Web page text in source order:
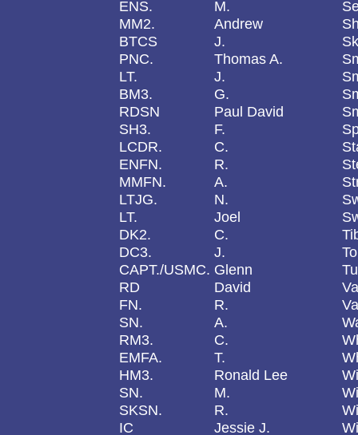
ENS.
M.
MM2.
Andrew
BTCS
J.
PNC.
Thomas A.
LT.
J.
BM3.
G.
RDSN
Paul David
SH3.
F.
LCDR.
C.
ENFN.
R.
MMFN.
A.
LTJG.
N.
LT.
Joel
DK2.
C.
DC3.
J.
CAPT./USMC. Glenn
RD
David
FN.
R.
SN.
A.
RM3.
C.
EMFA.
T.
HM3.
Ronald Lee
SN.
M.
SKSN.
R.
IC
Jessie J.